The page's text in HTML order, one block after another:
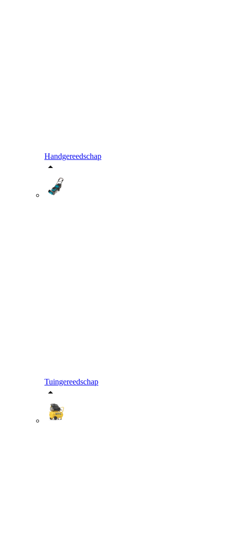
Handgereedschap
Tuingereedschap